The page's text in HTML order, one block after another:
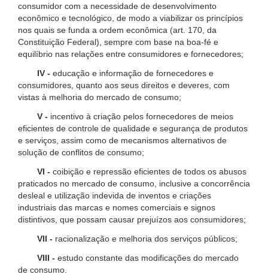
consumidor com a necessidade de desenvolvimento
econômico e tecnológico, de modo a viabilizar os princípios
nos quais se funda a ordem econômica (art. 170, da
Constituição Federal), sempre com base na boa-fé e
equilíbrio nas relações entre consumidores e fornecedores;
IV - educação e informação de fornecedores e
consumidores, quanto aos seus direitos e deveres, com
vistas à melhoria do mercado de consumo;
V - incentivo à criação pelos fornecedores de meios
eficientes de controle de qualidade e segurança de produtos
e serviços, assim como de mecanismos alternativos de
solução de conflitos de consumo;
VI - coibição e repressão eficientes de todos os abusos
praticados no mercado de consumo, inclusive a concorrência
desleal e utilização indevida de inventos e criações
industriais das marcas e nomes comerciais e signos
distintivos, que possam causar prejuízos aos consumidores;
VII - racionalização e melhoria dos serviços públicos;
VIII - estudo constante das modificações do mercado
de consumo.